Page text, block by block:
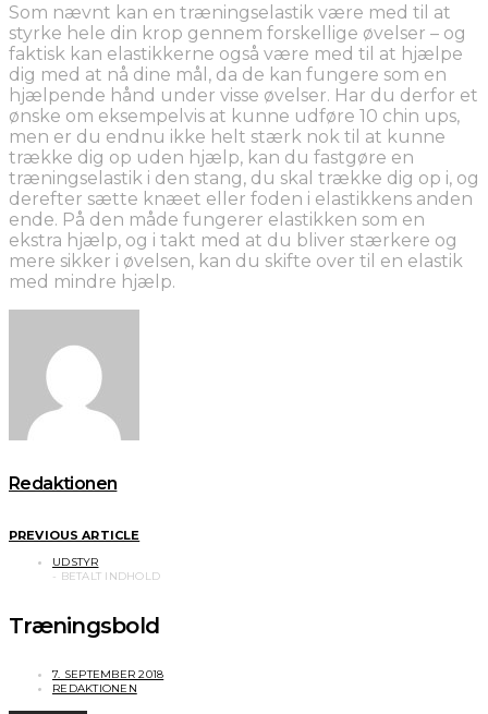
Som nævnt kan en træningselastik være med til at
styrke hele din krop gennem forskellige øvelser – og
faktisk kan elastikkerne også være med til at hjælpe
dig med at nå dine mål, da de kan fungere som en
hjælpende hånd under visse øvelser. Har du derfor et
ønske om eksempelvis at kunne udføre 10 chin ups,
men er du endnu ikke helt stærk nok til at kunne
trække dig op uden hjælp, kan du fastgøre en
træningselastik i den stang, du skal trække dig op i, og
derefter sætte knæet eller foden i elastikkens anden
ende. På den måde fungerer elastikken som en
ekstra hjælp, og i takt med at du bliver stærkere og
mere sikker i øvelsen, kan du skifte over til en elastik
med mindre hjælp.
Redaktionen
PREVIOUS ARTICLE
UDSTYR
Træningsbold
7. SEPTEMBER 2018
REDAKTIONEN